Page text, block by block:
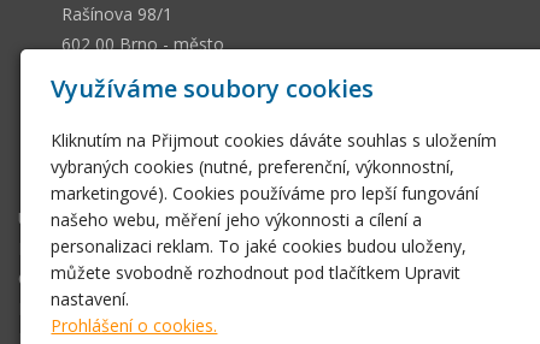
Rašínova 98/1
602 00 Brno - město
13036661
CZ505112128
ssobotkova@gmail.com
+420 542 212 393
Úvodní stránka
E-shop
Obchodní podmínky
Fotogalerie
Kontakt
Využíváme soubory cookies
Kliknutím na Přijmout cookies dáváte souhlas s uložením
vybraných cookies (nutné, preferenční, výkonnostní,
marketingové). Cookies používáme pro lepší fungování
našeho webu, měření jeho výkonnosti a cílení a
personalizaci reklam. To jaké cookies budou uloženy,
můžete svobodně rozhodnout pod tlačítkem Upravit
nastavení.
Prohlášení o cookies.